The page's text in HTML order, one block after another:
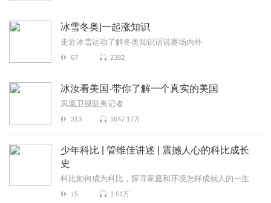
冰雪冬奥|一起涨知识
走近冰雪运动了解冬奥知识话说赛场内外
67 2382
冰汝看美国-带你了解一个真实的美国
凤凰卫视驻美记者
313 1647.17万
少年科比 | 管维佳讲述 | 震撼人心的科比成长
史
科比如何成为科比，探寻家庭和环境怎样成就人的一生
15 1.51万